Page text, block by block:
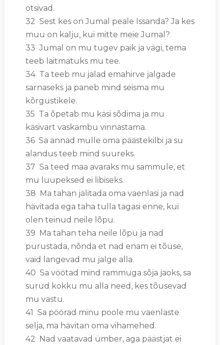
otsivad.
32 Sest kes on Jumal peale Issanda? Ja kes
muu on kalju, kui mitte meie Jumal?
33 Jumal on mu tugev paik ja vägi, tema
teeb laitmatuks mu tee.
34 Ta teeb mu jalad emahirve jalgade
sarnaseks ja paneb mind seisma mu
kõrgustikele.
35 Ta õpetab mu käsi sõdima ja mu
käsivart vaskambu vinnastama.
36 Sa annad mulle oma päästekilbi ja su
alandus teeb mind suureks.
37 Sa teed maa avaraks mu sammule, et
mu luupeksed ei libiseks.
38 Ma tahan jälitada oma vaenlasi ja nad
hävitada ega taha tulla tagasi enne, kui
olen teinud neile lõpu.
39 Ma tahan teha neile lõpu ja nad
purustada, nõnda et nad enam ei tõuse,
vaid langevad mu jalge alla.
40 Sa vöötad mind rammuga sõja jaoks, sa
surud kokku mu alla need, kes tõusevad
mu vastu.
41 Sa pöörad minu poole mu vaenlaste
selja, ma hävitan oma vihamehed.
42 Nad vaatavad ümber, aga päästjat ei